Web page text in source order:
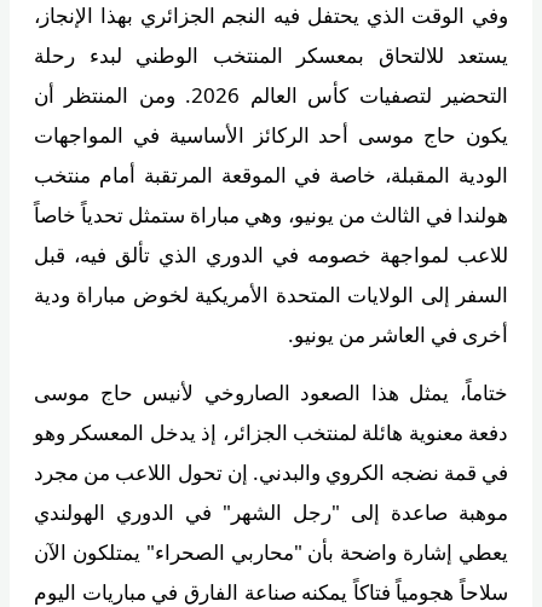
وفي الوقت الذي يحتفل فيه النجم الجزائري بهذا الإنجاز،
يستعد للالتحاق بمعسكر المنتخب الوطني لبدء رحلة
التحضير لتصفيات كأس العالم 2026. ومن المنتظر أن
يكون حاج موسى أحد الركائز الأساسية في المواجهات
الودية المقبلة، خاصة في الموقعة المرتقبة أمام منتخب
هولندا في الثالث من يونيو، وهي مباراة ستمثل تحدياً خاصاً
للاعب لمواجهة خصومه في الدوري الذي تألق فيه، قبل
السفر إلى الولايات المتحدة الأمريكية لخوض مباراة ودية
أخرى في العاشر من يونيو.
ختاماً، يمثل هذا الصعود الصاروخي لأنيس حاج موسى
دفعة معنوية هائلة لمنتخب الجزائر، إذ يدخل المعسكر وهو
في قمة نضجه الكروي والبدني. إن تحول اللاعب من مجرد
موهبة صاعدة إلى "رجل الشهر" في الدوري الهولندي
يعطي إشارة واضحة بأن "محاربي الصحراء" يمتلكون الآن
سلاحاً هجومياً فتاكاً يمكنه صناعة الفارق في مباريات اليوم